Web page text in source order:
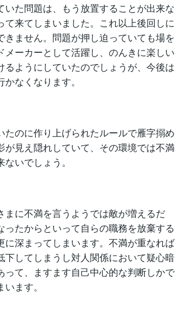
いた問題は、もう放置することが出来な
て来てしまいました。これ以上後回しに
きません。問題が押し迫っていても場を
メーカーとして活躍し、のんきに楽しい
るようにしていたのでしょうが、今後は
なくなります。
たのに作り上げられたルールで雁字搦め
が見え隠れしていて、その環境では不満
いでしょう。
まに不満を言うようでは敵が増えるだ
ったからといって自らの職務を放棄する
に深まってしまいます。不満が重なれば
下してしまうし対人関係において疑心暗
って、ますます自己中心的な判断しかで
ます。